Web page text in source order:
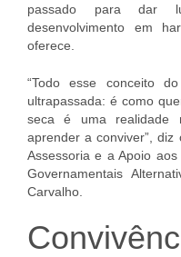
passado para dar
desenvolvimento em
oferece.
“Todo esse conceito
ultrapassada: é como
seca é uma realidade
aprender a conviver”,
Assessoria e a Apoio
Governamentais
Carvalho.